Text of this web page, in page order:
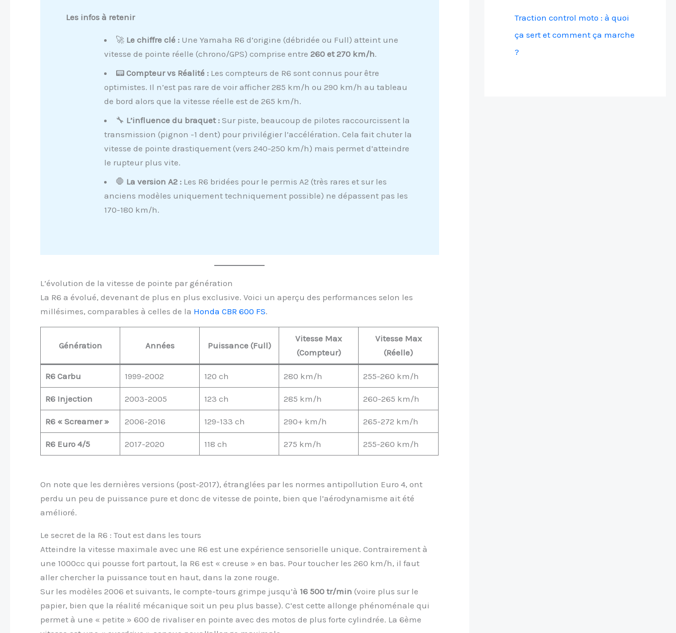
Les infos à retenir
🚀 Le chiffre clé : Une Yamaha R6 d’origine (débridée ou Full) atteint une
vitesse de pointe réelle (chrono/GPS) comprise entre 260 et 270 km/h.
📟 Compteur vs Réalité : Les compteurs de R6 sont connus pour être
optimistes. Il n’est pas rare de voir afficher 285 km/h ou 290 km/h au tableau
de bord alors que la vitesse réelle est de 265 km/h.
🔧 L’influence du braquet : Sur piste, beaucoup de pilotes raccourcissent la
transmission (pignon -1 dent) pour privilégier l’accélération. Cela fait chuter la
vitesse de pointe drastiquement (vers 240-250 km/h) mais permet d’atteindre
le rupteur plus vite.
🛑 La version A2 : Les R6 bridées pour le permis A2 (très rares et sur les
anciens modèles uniquement techniquement possible) ne dépassent pas les
170-180 km/h.
L’évolution de la vitesse de pointe par génération
La R6 a évolué, devenant de plus en plus exclusive. Voici un aperçu des performances selon les
millésimes, comparables à celles de la Honda CBR 600 FS.
Génération Années Puissance (Full)
Vitesse Max
(Compteur)
Vitesse Max
(Réelle)
R6 Carbu 1999-2002 120 ch 280 km/h 255-260 km/h
R6 Injection 2003-2005 123 ch 285 km/h 260-265 km/h
R6 « Screamer » 2006-2016 129-133 ch 290+ km/h 265-272 km/h
R6 Euro 4/5 2017-2020 118 ch 275 km/h 255-260 km/h
On note que les dernières versions (post-2017), étranglées par les normes antipollution Euro 4, ont
perdu un peu de puissance pure et donc de vitesse de pointe, bien que l’aérodynamisme ait été
amélioré.
Le secret de la R6 : Tout est dans les tours
Atteindre la vitesse maximale avec une R6 est une expérience sensorielle unique. Contrairement à
une 1000cc qui pousse fort partout, la R6 est « creuse » en bas. Pour toucher les 260 km/h, il faut
aller chercher la puissance tout en haut, dans la zone rouge.
Sur les modèles 2006 et suivants, le compte-tours grimpe jusqu’à 16 500 tr/min (voire plus sur le
papier, bien que la réalité mécanique soit un peu plus basse). C’est cette allonge phénoménale qui
permet à une « petite » 600 de rivaliser en pointe avec des motos de plus forte cylindrée. La 6ème
Traction control moto : à quoi
ça sert et comment ça marche
?